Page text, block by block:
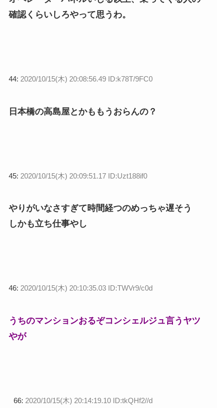
確認くらいしろやって思うわ。
44: 2020/10/15(木) 20:08:56.49 ID:k78T/9FC0
日本橋の高島屋とかももうおらんの？
45: 2020/10/15(木) 20:09:51.17 ID:Uzt188if0
やりがいなさすぎて時間経つのめっちゃ遅そう
しかも立ち仕事やし
46: 2020/10/15(木) 20:10:35.03 ID:TWVr9/c0d
うちのマンションおるぞコンシェルジュ言うヤツ
やが
66: 2020/10/15(木) 20:14:19.10 ID:tkQHf2//d